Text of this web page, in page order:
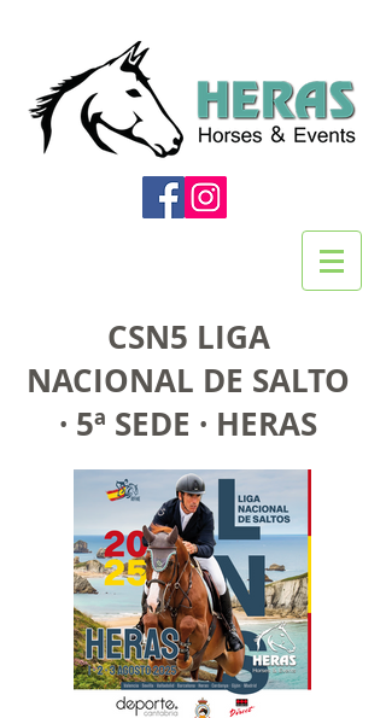
CSN5 LIGA
NACIONAL DE SALTO
· 5ª SEDE · HERAS